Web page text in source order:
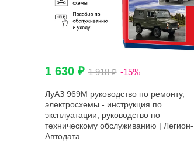
1 630 ₽1 918 ₽ -15%
ЛуАЗ 969М руководство по ремонту,
электросхемы - инструкция по
эксплуатации, руководство по
техническому обслуживанию | Легион-
Автодата